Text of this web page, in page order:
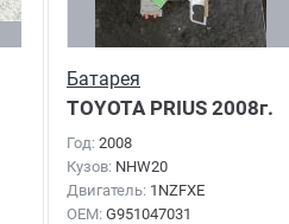
Батарея
TOYOTA PRIUS 2008г.
Год: 2008
Кузов: NHW20
Двигатель: 1NZFXE
OEM: G951047031